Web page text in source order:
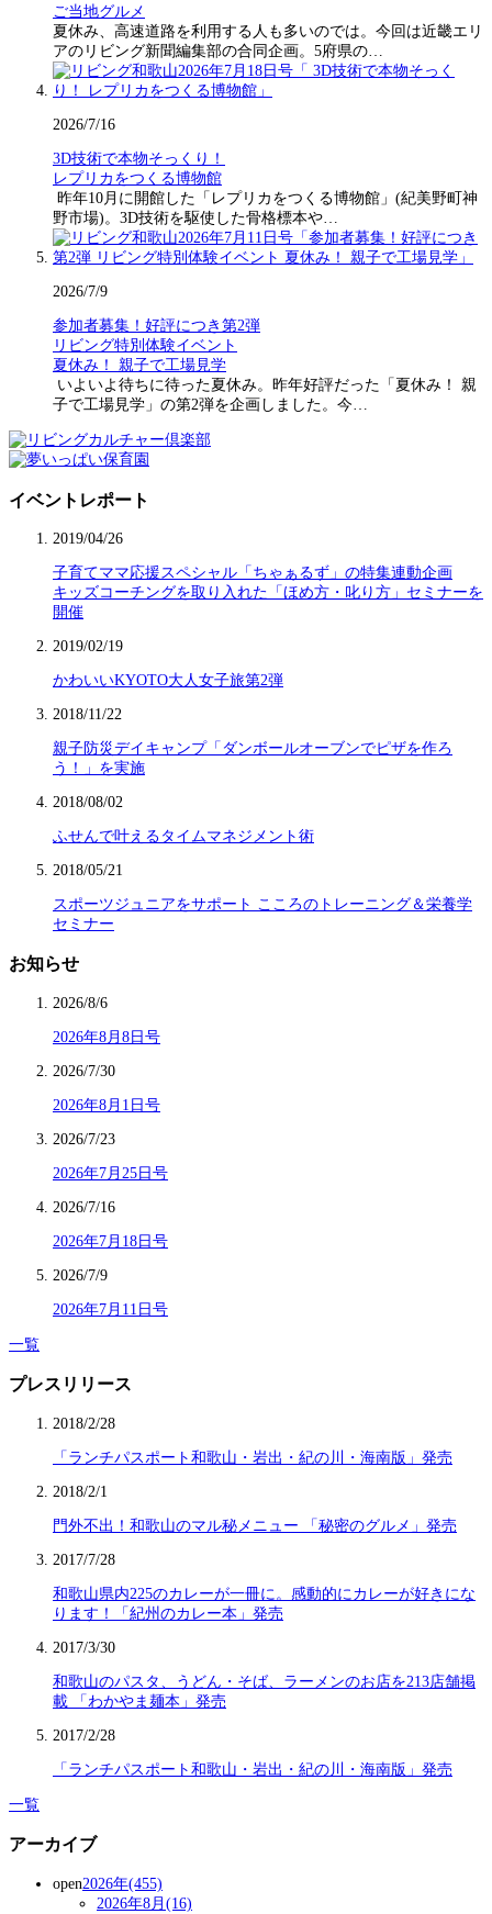
ご当地グルメ
夏休み、高速道路を利用する人も多いのでは。今回は近畿エリ
アのリビング新聞編集部の合同企画。5府県の…
2026/7/16
3D技術で本物そっくり！
レプリカをつくる博物館
昨年10月に開館した「レプリカをつくる博物館」(紀美野町神
野市場)。3D技術を駆使した骨格標本や…
2026/7/9
参加者募集！好評につき第2弾
リビング特別体験イベント
夏休み！ 親子で工場見学
いよいよ待ちに待った夏休み。昨年好評だった「夏休み！ 親
子で工場見学」の第2弾を企画しました。今…
イベントレポート
2019/04/26
子育てママ応援スペシャル「ちゃぁるず」の特集連動企画
キッズコーチングを取り入れた「ほめ方・叱り方」セミナーを
開催
2019/02/19
かわいいKYOTO大人女子旅第2弾
2018/11/22
親子防災デイキャンプ「ダンボールオーブンでピザを作ろ
う！」を実施
2018/08/02
ふせんで叶えるタイムマネジメント術
2018/05/21
スポーツジュニアをサポート こころのトレーニング＆栄養学
セミナー
お知らせ
2026/8/6
2026年8月8日号
2026/7/30
2026年8月1日号
2026/7/23
2026年7月25日号
2026/7/16
2026年7月18日号
2026/7/9
2026年7月11日号
一覧
プレスリリース
2018/2/28
「ランチパスポート和歌山・岩出・紀の川・海南版」発売
2018/2/1
門外不出！和歌山のマル秘メニュー 「秘密のグルメ」発売
2017/7/28
和歌山県内225のカレーが一冊に。感動的にカレーが好きにな
ります！「紀州のカレー本」発売
2017/3/30
和歌山のパスタ、うどん・そば、ラーメンのお店を213店舗掲
載 「わかやま麺本」発売
2017/2/28
「ランチパスポート和歌山・岩出・紀の川・海南版」発売
一覧
アーカイブ
open2026年(455)
2026年8月(16)